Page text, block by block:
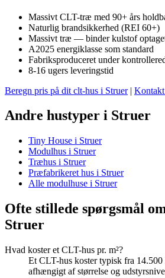
Massivt CLT-træ med 90+ års
Naturlig brandsikkerhed (REI 60+)
Massivt træ — binder kulstof
A2025 energiklasse som standard
Fabriksproduceret under
8-16 ugers leveringstid
Beregn pris på dit clt-hus i Struer|
Andre hustyper i Struer
Tiny House i Struer
Modulhus i Struer
Træhus i Struer
Præfabrikeret hus i Struer
Alle modulhuse i Struer
Ofte stillede spørgsmål
Struer
Hvad koster et CLT-hus pr. m²?
Et CLT-hus koster typisk fra 14.500
afhængigt af størrelse og